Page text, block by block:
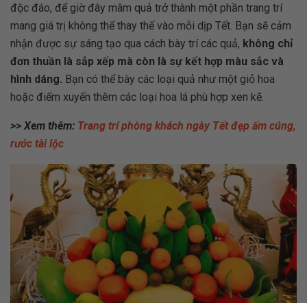
độc đáo, để giờ đây mâm quả trở thành một phần trang trí
mang giá trị không thể thay thế vào mỗi dịp Tết. Bạn sẽ cảm
nhận được sự sáng tạo qua cách bày trí các quả, không chỉ
đơn thuần là sắp xếp mà còn là sự kết hợp màu sắc và
hình dáng. Bạn có thể bày các loại quả như một giỏ hoa
hoặc điểm xuyến thêm các loại hoa lá phù hợp xen kẽ.
>> Xem thêm: Trang trí phòng khách ngày Tết đẹp ấm cúng,
rước tài lộc